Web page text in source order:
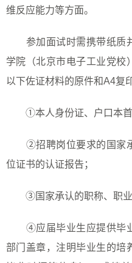
维反应能力等方面。
参加面试时需携带纸质
学院（北京市电子工业党校
以下佐证材料的原件和A4复
①本人身份证、户口本首
②招聘岗位要求的国家
位证书的认证报告；
③国家承认的职称、职业
④应届毕业生应提供毕
部门盖章，注明毕业生的培